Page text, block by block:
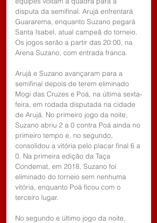
disputa da semifinal. Arujá enfrentará
Guararema, enquanto Suzano pegará
Santa Isabel, atual campeã do torneio.
Os jogos serão a partir das 20:00, na
Arena Suzano, com entrada franca.
Arujá e Suzano avançaram para a
semifinal depois de terem eliminado
Mogi das Cruzes e Poá, na última sexta-
feira, em rodada disputada na cidade
de Arujá. No primeiro jogo da noite,
Suzano abriu 2 a 0 contra Poá ainda no
primeiro tempo e, no segundo,
consolidou a vitória pelo placar final 6 a
0. Na primeira edição da Taça
Condemat, em 2018, Suzano foi
eliminado do torneio sem nenhuma
vitória, enquanto Poá ficou com o
terceiro lugar.
No segundo e último jogo da noite,